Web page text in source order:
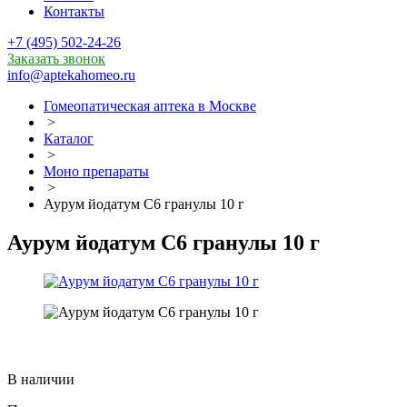
Контакты
+7 (495) 502-24-26
Заказать звонок
info@aptekahomeo.ru
Гомеопатическая аптека в Москве
>
Каталог
>
Моно препараты
>
Аурум йодатум С6 гранулы 10 г
Аурум йодатум С6 гранулы 10 г
В наличии